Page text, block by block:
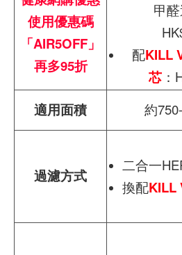
使用優惠碼
「AIR5OFF」
再多95折
甲
配KILL
芯：
適用面積 約
過濾方式
二合一
換配KILL